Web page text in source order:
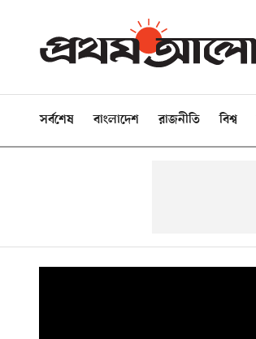
সর্বশেষ বাংলাদেশ রাজনীতি বিশ্ব